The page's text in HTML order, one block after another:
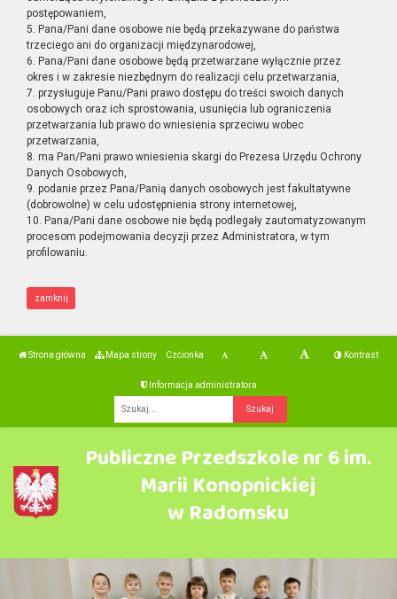
postępowaniem,
5. Pana/Pani dane osobowe nie będą przekazywane do państwa
trzeciego ani do organizacji międzynarodowej,
6. Pana/Pani dane osobowe będą przetwarzane wyłącznie przez
okres i w zakresie niezbędnym do realizacji celu przetwarzania,
7. przysługuje Panu/Pani prawo dostępu do treści swoich danych
osobowych oraz ich sprostowania, usunięcia lub ograniczenia
przetwarzania lub prawo do wniesienia sprzeciwu wobec
przetwarzania,
8. ma Pan/Pani prawo wniesienia skargi do Prezesa Urzędu Ochrony
Danych Osobowych,
9. podanie przez Pana/Panią danych osobowych jest fakultatywne
(dobrowolne) w celu udostępnienia strony internetowej,
10. Pana/Pani dane osobowe nie będą podlegały zautomatyzowanym
procesom podejmowania decyzji przez Administratora, w tym
profilowaniu.
zamknij
Strona główna Mapa strony Czcionka Kontrast
Informacja administratora
Publiczne Przedszkole nr 6 im.
Marii Konopnickiej
w Radomsku